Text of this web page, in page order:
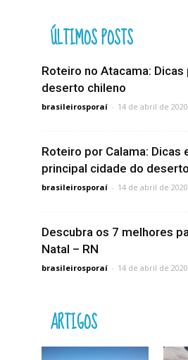
ÚLTIMOS POSTS
Roteiro no Atacama: Dicas
deserto chileno
brasileirosporaí - 14 de abril de 2020
Roteiro por Calama: Dicas
principal cidade do deserto
brasileirosporaí - 14 de abril de 2020
Descubra os 7 melhores
Natal – RN
brasileirosporaí - 14 de abril de 2020
ARTIGOS